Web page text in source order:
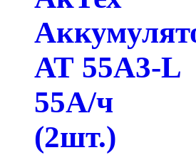
АТ 55A3-L
55А/ч
(2шт.)